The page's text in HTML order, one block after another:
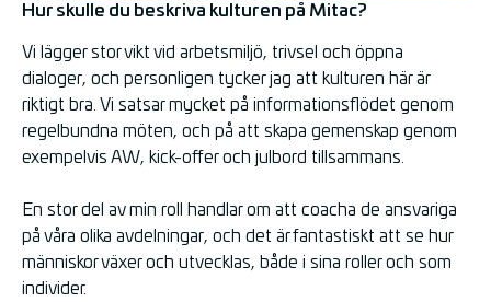
Hur skulle du beskriva kulturen på Mitac?
Vi lägger stor vikt vid arbetsmiljö, trivsel och öppna
dialoger, och personligen tycker jag att kulturen här är
riktigt bra. Vi satsar mycket på informationsflödet genom
regelbundna möten, och på att skapa gemenskap genom
exempelvis AW, kick-offer och julbord tillsammans.
En stor del av min roll handlar om att coacha de ansvariga
på våra olika avdelningar, och det är fantastiskt att se hur
människor växer och utvecklas, både i sina roller och som
individer.